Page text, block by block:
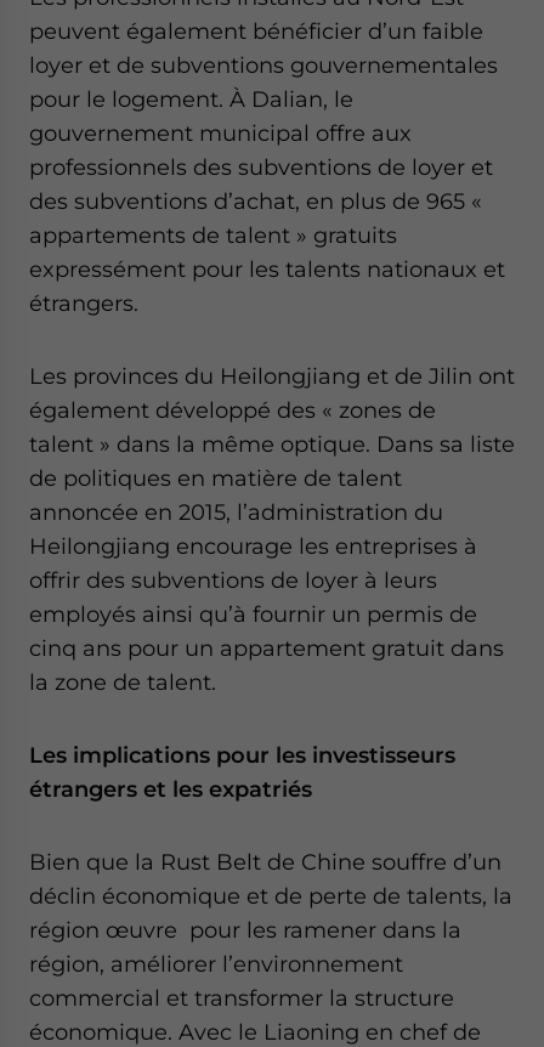
peuvent également bénéficier d’un faible
loyer et de subventions gouvernementales
pour le logement. À Dalian, le
gouvernement municipal offre aux
professionnels des subventions de loyer et
des subventions d’achat, en plus de 965 «
appartements de talent » gratuits
expressément pour les talents nationaux et
étrangers.
Les provinces du Heilongjiang et de Jilin ont
également développé des « zones de
talent » dans la même optique. Dans sa liste
de politiques en matière de talent
annoncée en 2015, l’administration du
Heilongjiang encourage les entreprises à
offrir des subventions de loyer à leurs
employés ainsi qu’à fournir un permis de
cinq ans pour un appartement gratuit dans
la zone de talent.
Les implications pour les investisseurs
étrangers et les expatriés
Bien que la Rust Belt de Chine souffre d’un
déclin économique et de perte de talents, la
région œuvre pour les ramener dans la
région, améliorer l’environnement
commercial et transformer la structure
économique. Avec le Liaoning en chef de